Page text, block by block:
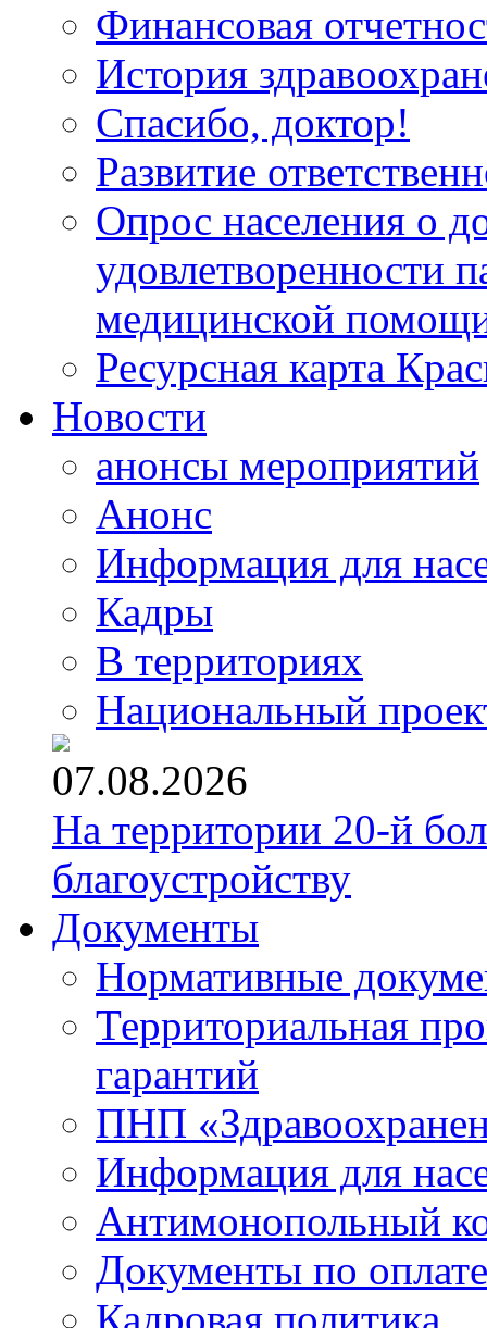
Финансовая
История
Спасибо, доктор!
Развитие
Опрос населения о
удовлетворенности
медицинской
Ресурсная карта
Новости
анонсы мероприятий
Анонс
Информация для
Кадры
В территориях
Национальный
07.08.2026
На территории 20-й
благоустройству
Документы
Нормативные
Территориальная
гарантий
ПНП
Информация для
Антимонопольный
Документы по